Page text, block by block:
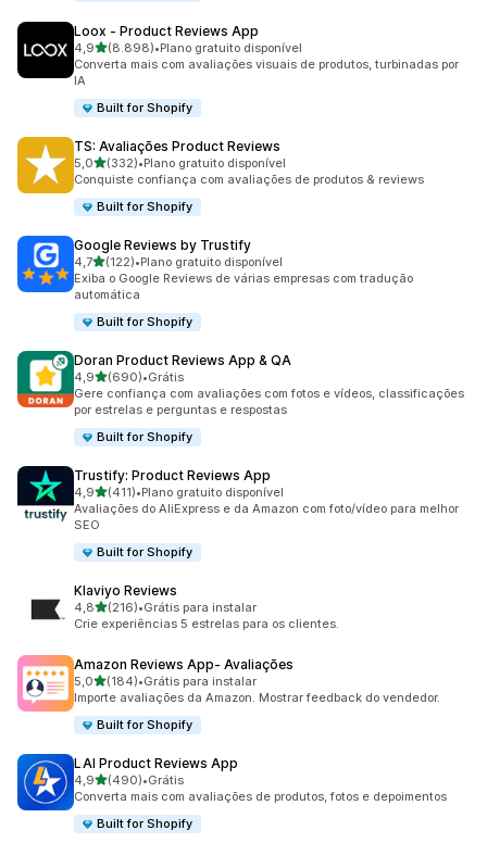
Loox ‑ Product Reviews App
4,9de 5 estrelas
(8.898)
8898 avaliações ao todo
•Plano gratuito disponível
Converta mais com avaliações visuais de produtos, turbinadas por
IA
Built for Shopify
TS: Avaliações Product Reviews
5,0de 5 estrelas
(332)
332 avaliações ao todo
•Plano gratuito disponível
Conquiste confiança com avaliações de produtos & reviews
Built for Shopify
Google Reviews by Trustify
4,7de 5 estrelas
(122)
122 avaliações ao todo
•Plano gratuito disponível
Exiba o Google Reviews de várias empresas com tradução
automática
Built for Shopify
Doran Product Reviews App & QA
4,9de 5 estrelas
(690)
690 avaliações ao todo
•Grátis
Gere confiança com avaliações com fotos e vídeos, classificações
por estrelas e perguntas e respostas
Built for Shopify
Trustify: Product Reviews App
4,9de 5 estrelas
(411)
411 avaliações ao todo
•Plano gratuito disponível
Avaliações do AliExpress e da Amazon com foto/vídeo para melhor
SEO
Built for Shopify
Klaviyo Reviews
4,8de 5 estrelas
(216)
216 avaliações ao todo
•Grátis para instalar
Crie experiências 5 estrelas para os clientes.
Amazon Reviews App‑ Avaliações
5,0de 5 estrelas
(184)
184 avaliações ao todo
•Grátis para instalar
Importe avaliações da Amazon. Mostrar feedback do vendedor.
Built for Shopify
LAI Product Reviews App
4,9de 5 estrelas
(490)
490 avaliações ao todo
•Grátis
Converta mais com avaliações de produtos, fotos e depoimentos
Built for Shopify